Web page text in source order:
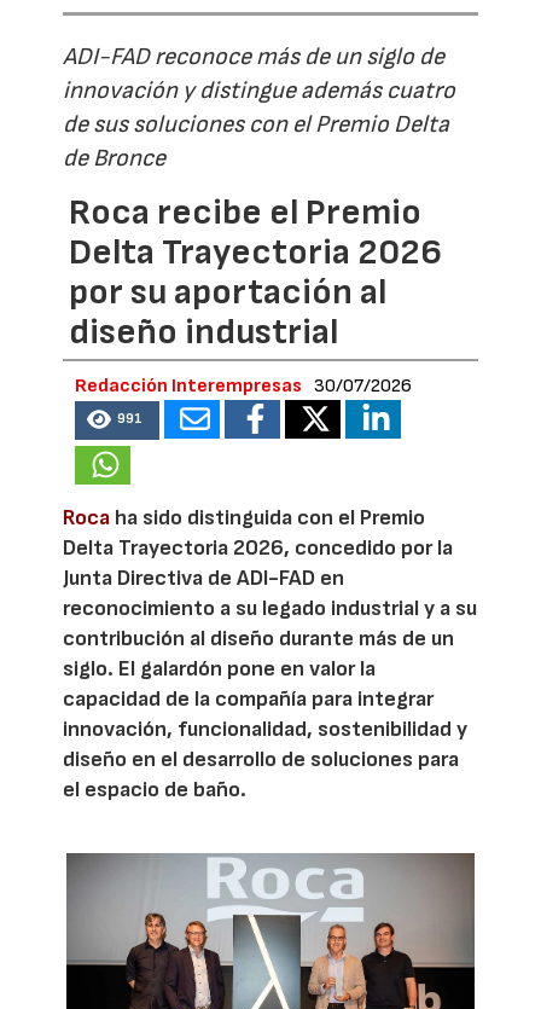
ADI-FAD reconoce más de un siglo de
innovación y distingue además cuatro
de sus soluciones con el Premio Delta
de Bronce
Roca recibe el Premio
Delta Trayectoria 2026
por su aportación al
diseño industrial
Redacción Interempresas 30/07/2026
991
Roca ha sido distinguida con el Premio
Delta Trayectoria 2026, concedido por la
Junta Directiva de ADI-FAD en
reconocimiento a su legado industrial y a su
contribución al diseño durante más de un
siglo. El galardón pone en valor la
capacidad de la compañía para integrar
innovación, funcionalidad, sostenibilidad y
diseño en el desarrollo de soluciones para
el espacio de baño.